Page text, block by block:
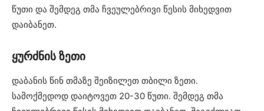
წუთი და შემდეგ თმა ჩვეულებრივი წესის მიხედვით
დაიბანეთ.
ყურძნის ზეთი
დაბანის წინ თმაზე შეიზილეთ თბილი ზეთი.
სამოქმედოდ დაიტოვეთ 20-30 წუთი. შემდეგ თმა